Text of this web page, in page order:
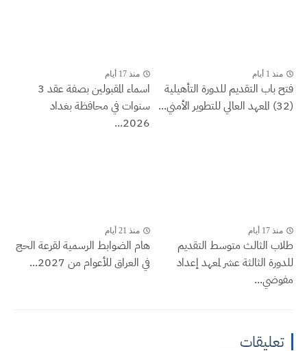
منذ 1 أيام
فتح باب التقديم للدورة التأهيلية
(32) المعهد العالي للتطوير الأمني...
منذ 17 أيام
اسماء المقبولين بصفة عقد 3
سنوات في محافظة بغداد
2026...
منذ 17 أيام
طلاب الثالث متوسط التقديم
للدورة الثالثة عشر لمعهد إعداد
مفوضي...
منذ 21 أيام
هام الضوابط الرسمية لقرعة الحج
في العراق للأعوام من 2027...
تعليقات